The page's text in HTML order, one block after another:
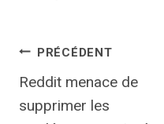
Navigation
de
PRÉCÉDENT
Reddit menace de
supprimer les